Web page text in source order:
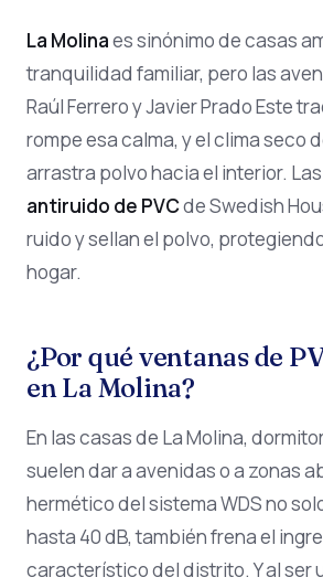
La Molinaes sinónimo de casas
tranquilidad familiar, pero las
Raúl Ferrero y Javier Prado Este
rompe esa calma, y el clima seco
arrastra polvo hacia el interior. Las
antiruido de PVCde Swedish
ruido y sellan el polvo,
hogar.
¿Por qué ventanas de
en La Molina?
En las casas de La Molina,
suelen dar a avenidas o a zonas
hermético del sistema WDS no
hasta 40 dB, también frena el
característico del distrito. Y al ser